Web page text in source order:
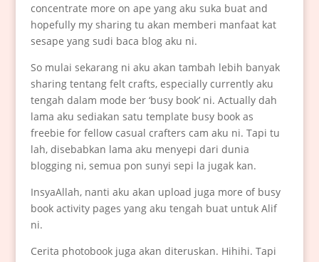
concentrate more on ape yang aku suka buat and
hopefully my sharing tu akan memberi manfaat kat
sesape yang sudi baca blog aku ni.
So mulai sekarang ni aku akan tambah lebih banyak
sharing tentang felt crafts, especially currently aku
tengah dalam mode ber ‘busy book’ ni. Actually dah
lama aku sediakan satu template busy book as
freebie for fellow casual crafters cam aku ni. Tapi tu
lah, disebabkan lama aku menyepi dari dunia
blogging ni, semua pon sunyi sepi la jugak kan.
InsyaAllah, nanti aku akan upload juga more of busy
book activity pages yang aku tengah buat untuk Alif
ni.
Cerita photobook juga akan diteruskan. Hihihi. Tapi